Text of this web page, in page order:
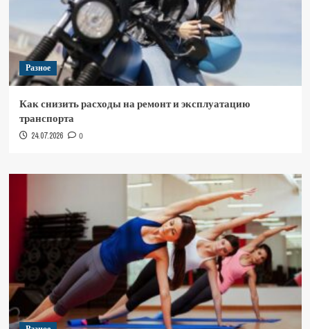
Разное
Как снизить расходы на ремонт и эксплуатацию
транспорта
24.07.2026 0